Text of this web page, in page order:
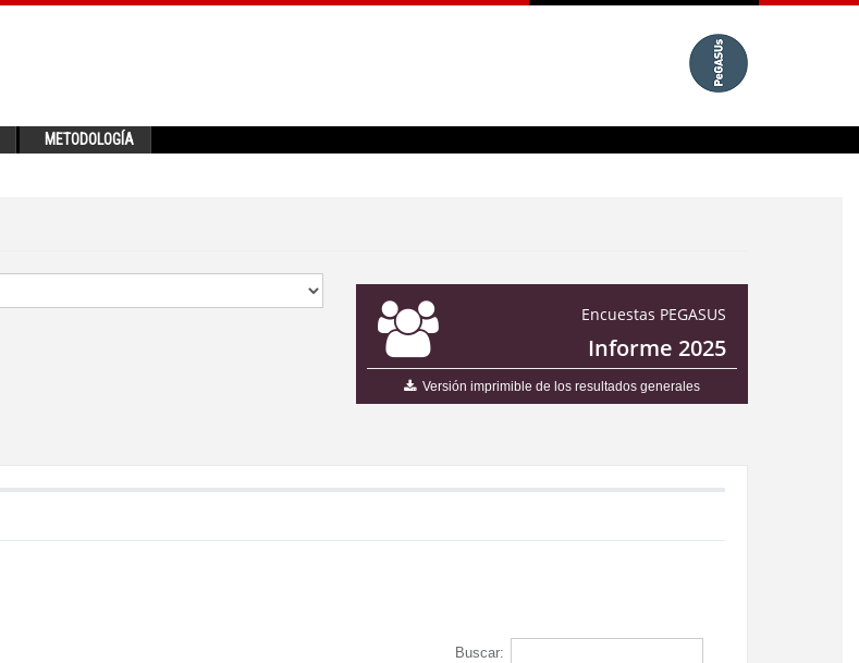
METODOLOGÍA
Encuestas PEGASUS
Informe 2025
Versión imprimible de los resultados generales
Buscar: